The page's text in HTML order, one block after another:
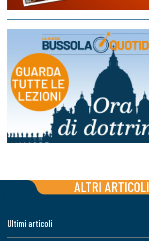
ALTRI ARTICOLI
Ultimi articoli